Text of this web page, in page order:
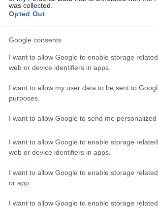
was collected.
Opted Out
Google consents
I want to allow Google to enable storage
web or device identifiers in apps.
I want to allow my user data to be sent to
purposes.
I want to allow Google to send me
I want to allow Google to enable storage
web or device identifiers in apps.
I want to allow Google to enable storage
or app.
I want to allow Google to enable storage